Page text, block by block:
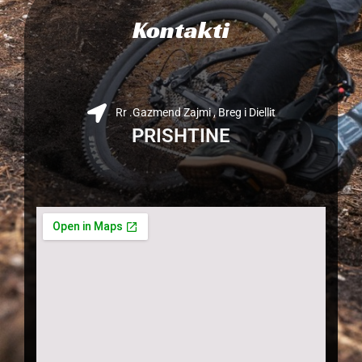
k
a
m
Kontakti
Rr .Gazmend Zajmi , Breg i Diellit
PRISHTINE